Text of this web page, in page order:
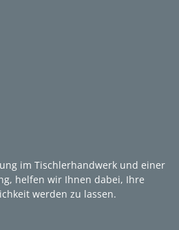
im Tischlerhandwerk und einer
helfen wir Ihnen dabei, Ihre
werden zu lassen.